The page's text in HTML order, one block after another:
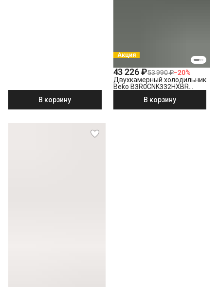
В корзину
Акция
43 226 ₽53 990 ₽−20%
Двухкамерный холодильник
Beko B3R0CNK332HXBR
В корзину